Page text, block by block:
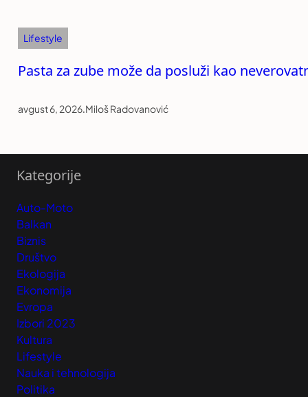
Lifestyle
Pasta za zube može da posluži kao
avgust 6, 2026.Miloš Radovanović
Kategorije
Auto-Moto
Balkan
Biznis
Društvo
Ekologija
Ekonomija
Evropa
Izbori 2023
Kultura
Lifestyle
Nauka i tehnologija
Politika